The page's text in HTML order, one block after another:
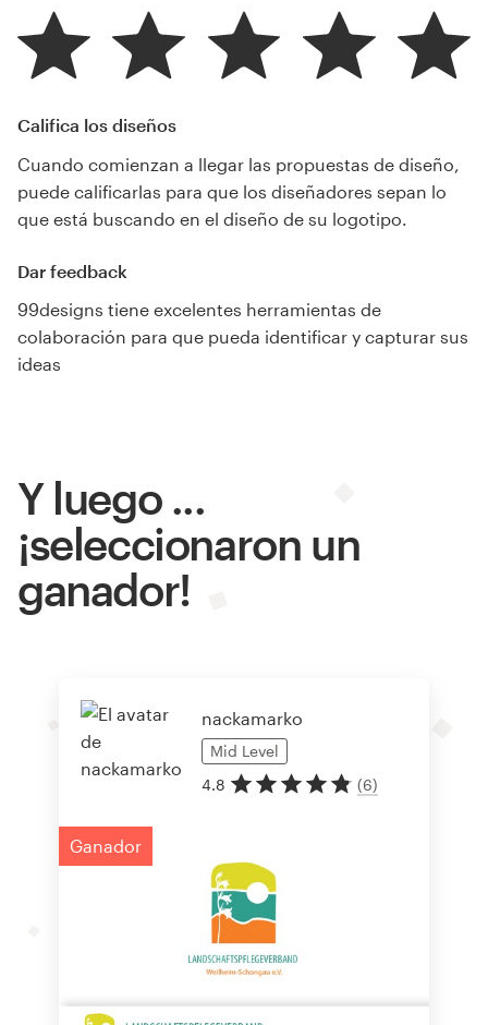
Califica los diseños
Cuando comienzan a llegar las propuestas de diseño,
puede calificarlas para que los diseñadores sepan lo
que está buscando en el diseño de su logotipo.
Dar feedback
99designs tiene excelentes herramientas de
colaboración para que pueda identificar y capturar sus
ideas
Y luego ...
¡seleccionaron un
ganador!
nackamarko
Mid Level
4.8
(6)
Ganador